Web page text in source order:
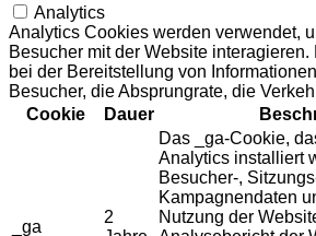
Analytics
Analytics Cookies werden verwendet,
Besucher mit der Website
bei der Bereitstellung von
Besucher, die Absprungrate, die
Cookie
Dauer
_ga
2
Das _ga-Cookie,
Analytics installiert
Besucher-,
Kampagnendaten
Nutzung der